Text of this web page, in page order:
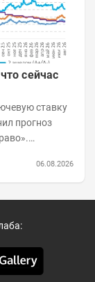
сейчас
ставку
прогноз
06.08.2026